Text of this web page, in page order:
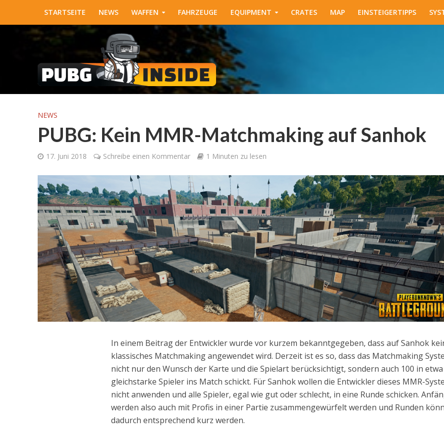
STARTSEITE NEWS WAFFEN FAHRZEUGE EQUIPMENT CRATES MAP EINSTEIGERTIPPS
NEWS
PUBG: Kein MMR-Matchmaking auf Sanhok
17. Juni 2018 Schreibe einen Kommentar 1 Minuten zu lesen
In einem Beitrag der Entwickler wurde vor kurzem bekanntgegeben, dass auf Sanhok
klassisches Matchmaking angewendet wird. Derzeit ist es so, dass das Matchmaking
nicht nur den Wunsch der Karte und die Spielart berücksichtigt, sondern auch 100 in etwa
gleichstarke Spieler ins Match schickt. Für Sanhok wollen die Entwickler dieses MMR-
nicht anwenden und alle Spieler, egal wie gut oder schlecht, in eine Runde schicken.
werden also auch mit Profis in einer Partie zusammengewürfelt werden und Runden
dadurch entsprechend kurz werden.